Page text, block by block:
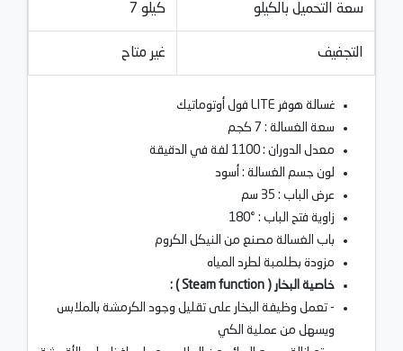
سعة التحميل بالكيلو 7 كيلو
التجفيف غير متاح
غسالة هوفر LITE فول أوتوماتيك
سعة الغسالة : 7 كجم
معدل الدوران : 1100 لفة في الدقيقة
لون جسم الغسالة : أسود
عرض الباب : 35 سم
زاوية فتح الباب : °180
باب الغسالة مصنع من النيكل الكروم
مزودة بطلمبة لطرد المياه
خاصية البخار ( Steam function ) :
- تعمل وظيفة البخار على تقليل وجود الكرمشة بالملابس
ويسهل من عملية الكي